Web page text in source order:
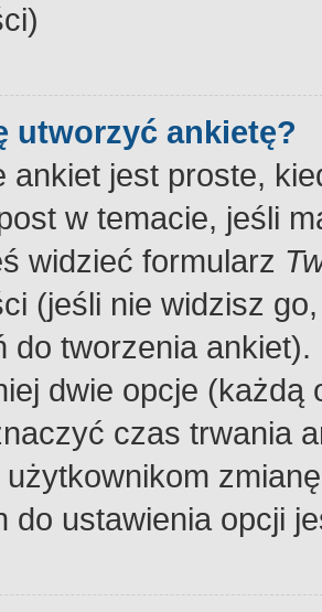
utworzyć ankietę?
ankiet jest proste,
w temacie, jeśli
widzieć formularz
(jeśli nie widzisz
do tworzenia
dwie opcje
czas trwania
do ustawienia opcji